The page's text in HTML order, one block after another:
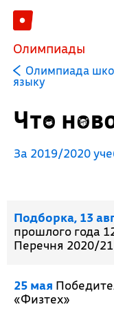
Олимпиады
Олимпиада
языку
Что
За 2019/2020
Подборка, 13
прошлого года
Перечня 2020/21
25 мая
«Физтех»